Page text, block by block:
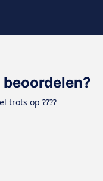
trots op ????